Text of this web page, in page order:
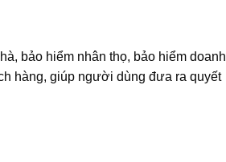
bảo hiểm nhân thọ, bảo hiểm doanh
hàng, giúp người dùng đưa ra quyết